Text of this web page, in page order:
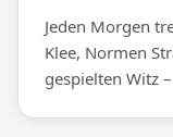
Jeden Morgen
Klee, Normen
gespielten Witz